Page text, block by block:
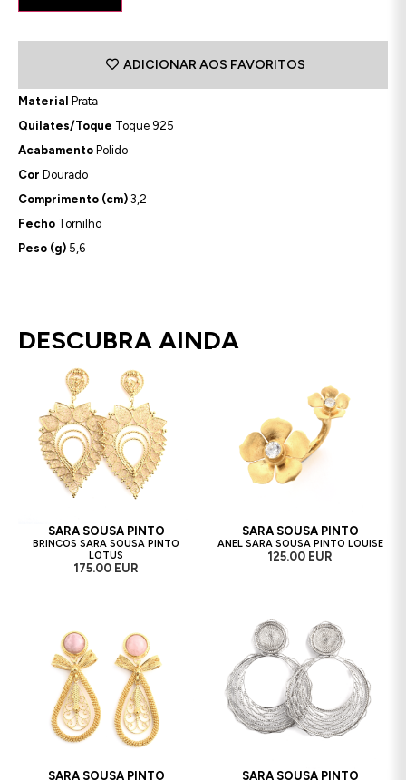
ADICIONAR AOS FAVORITOS
Material
Prata
Quilates/Toque Toque 925
Acabamento Polido
Cor Dourado
Comprimento (cm) 3,2
Fecho Tornilho
Peso (g) 5,6
DESCUBRA AINDA
SARA SOUSA PINTO
BRINCOS SARA SOUSA PINTO
LOTUS
175.00 EUR
SARA SOUSA PINTO
ANEL SARA SOUSA PINTO LOUISE
125.00 EUR
SARA SOUSA PINTO SARA SOUSA PINTO